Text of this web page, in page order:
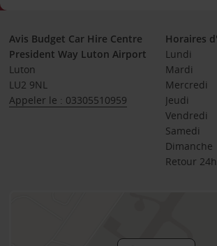
Avis Budget Car Hire Centre
President Way Luton Airport
Luton
LU2 9NL
Appeler le : 03305510959
Horaires
Lundi
Mardi
Mercredi
Jeudi
Vendredi
Samedi
Dimanche
Retour